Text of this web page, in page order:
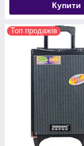
Купити
Топ продажів